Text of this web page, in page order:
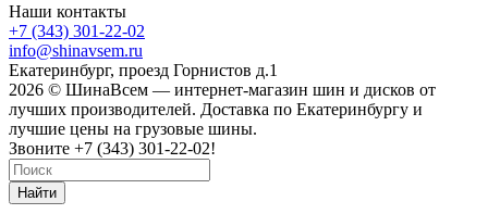
Наши контакты
+7 (343) 301-22-02
info@shinavsem.ru
Екатеринбург, проезд Горнистов д.1
2026 © ШинаВсем — интернет-магазин шин и дисков от
лучших производителей. Доставка по Екатеринбургу и
лучшие цены на грузовые шины.
Звоните +7 (343) 301-22-02!
Найти